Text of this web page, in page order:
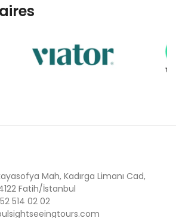
Mah, Kadırga Limanı Cad,
Fatih/İstanbul
514 02 02